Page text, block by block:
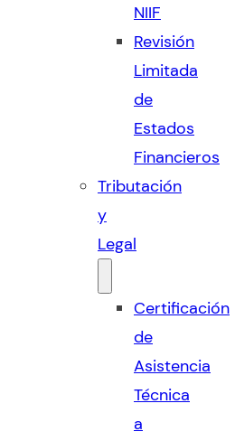
NIIF
Revisión
Limitada
de
Estados
Financieros
Tributación
y
Legal
Certificación
de
Asistencia
Técnica
a